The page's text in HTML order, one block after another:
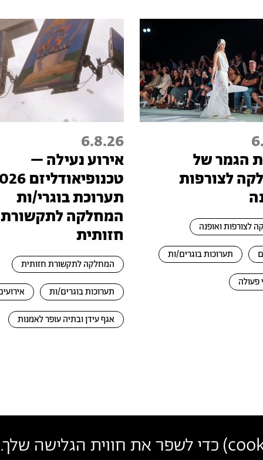
) כדי לשפר את חווית הגלישה
הגמר של
לצורפות
לצורפות ואופנה
תערוכות בוגרים/ות
פעולה
6.8.26
אירוע נעילה –
תערוכת בוגרי/ות
המחלקה לתקשורת
חזותית
המחלקה לתקשורת חזותית
תערוכות בוגרים/ות
אגף עידן ובתיה עופר לאמנות
צרו קשר